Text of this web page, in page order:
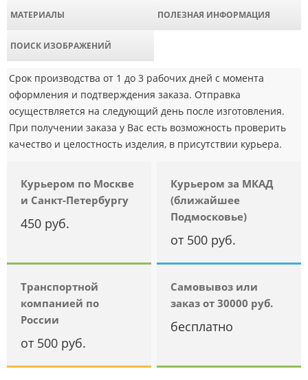
МАТЕРИАЛЫ ПОЛЕЗНАЯ ИНФОРМАЦИЯ
ПОИСК ИЗОБРАЖЕНИЙ
Срок производства от 1 до 3 рабочих дней с момента
оформления и подтверждения заказа. Отправка
осуществляется на следующий день после изготовления.
При получении заказа у Вас есть возможность проверить
качество и целостность изделия, в присутствии курьера.
Курьером по Москве
и Санкт-Петербургу
450 руб.
Курьером за МКАД
(ближайшее
Подмосковье)
от 500 руб.
Транспортной
компанией по
России
от 500 руб.
Самовывоз или
заказ от 30000 руб.
бесплатно